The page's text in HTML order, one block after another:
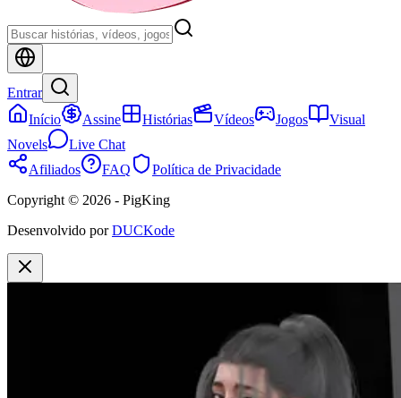
Entrar
Início
Assine Histórias Vídeos Jogos
Visual
Novels
Live Chat
Afiliados
FAQ
Política de Privacidade
Copyright © 2026 - PigKing
Desenvolvido por DUCKode